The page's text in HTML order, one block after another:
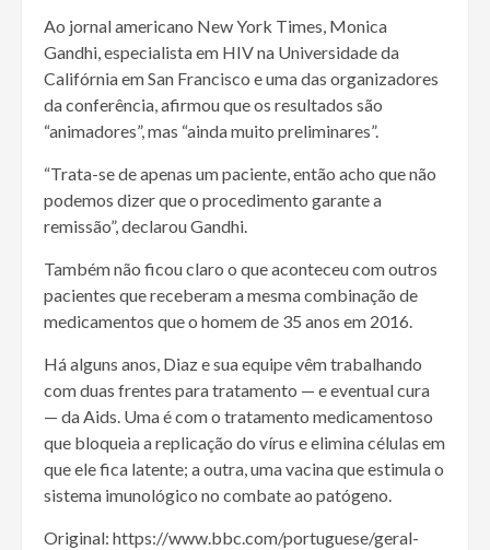
Ao jornal americano New York Times, Monica
Gandhi, especialista em HIV na Universidade da
Califórnia em San Francisco e uma das organizadores
da conferência, afirmou que os resultados são
“animadores”, mas “ainda muito preliminares”.
“Trata-se de apenas um paciente, então acho que não
podemos dizer que o procedimento garante a
remissão”, declarou Gandhi.
Também não ficou claro o que aconteceu com outros
pacientes que receberam a mesma combinação de
medicamentos que o homem de 35 anos em 2016.
Há alguns anos, Diaz e sua equipe vêm trabalhando
com duas frentes para tratamento — e eventual cura
— da Aids. Uma é com o tratamento medicamentoso
que bloqueia a replicação do vírus e elimina células em
que ele fica latente; a outra, uma vacina que estimula o
sistema imunológico no combate ao patógeno.
Original: https://www.bbc.com/portuguese/geral-